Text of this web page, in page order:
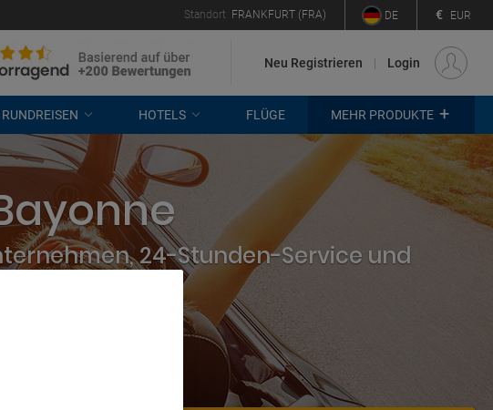
Standort FRANKFURT (FRA) DE € EUR
Neu Registrieren Login
RUNDREISEN HOTELS FLÜGE MEHR PRODUKTE +
24-Stunden-Service und